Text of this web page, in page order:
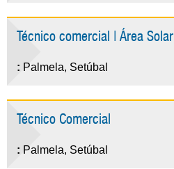
Técnico comercial | Área Solar
: Palmela, Setúbal
Técnico Comercial
: Palmela, Setúbal